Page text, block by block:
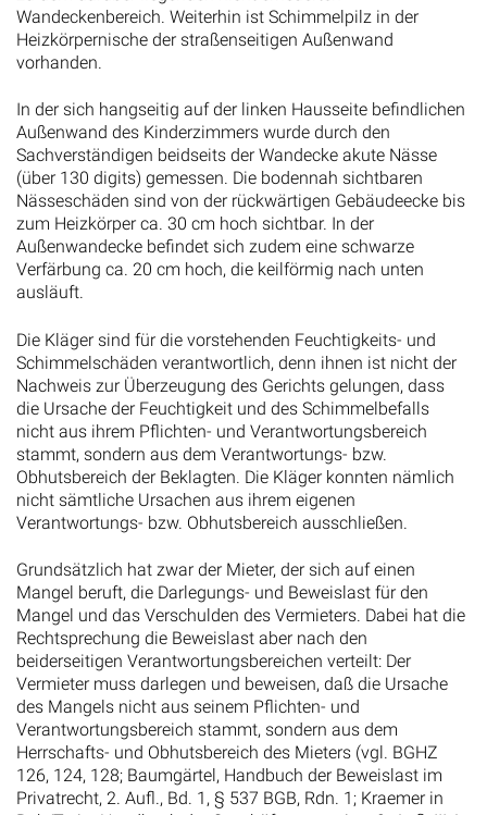
Wandeckenbereich. Weiterhin ist Schimmelpilz in der
Heizkörpernische der straßenseitigen Außenwand
vorhanden.
In der sich hangseitig auf der linken Hausseite befindlichen
Außenwand des Kinderzimmers wurde durch den
Sachverständigen beidseits der Wandecke akute Nässe
(über 130 digits) gemessen. Die bodennah sichtbaren
Nässeschäden sind von der rückwärtigen Gebäudeecke bis
zum Heizkörper ca. 30 cm hoch sichtbar. In der
Außenwandecke befindet sich zudem eine schwarze
Verfärbung ca. 20 cm hoch, die keilförmig nach unten
ausläuft.
Die Kläger sind für die vorstehenden Feuchtigkeits- und
Schimmelschäden verantwortlich, denn ihnen ist nicht der
Nachweis zur Überzeugung des Gerichts gelungen, dass
die Ursache der Feuchtigkeit und des Schimmelbefalls
nicht aus ihrem Pflichten- und Verantwortungsbereich
stammt, sondern aus dem Verantwortungs- bzw.
Obhutsbereich der Beklagten. Die Kläger konnten nämlich
nicht sämtliche Ursachen aus ihrem eigenen
Verantwortungs- bzw. Obhutsbereich ausschließen.
Grundsätzlich hat zwar der Mieter, der sich auf einen
Mangel beruft, die Darlegungs- und Beweislast für den
Mangel und das Verschulden des Vermieters. Dabei hat die
Rechtsprechung die Beweislast aber nach den
beiderseitigen Verantwortungsbereichen verteilt: Der
Vermieter muss darlegen und beweisen, daß die Ursache
des Mangels nicht aus seinem Pflichten- und
Verantwortungsbereich stammt, sondern aus dem
Herrschafts- und Obhutsbereich des Mieters (vgl. BGHZ
126, 124, 128; Baumgärtel, Handbuch der Beweislast im
Privatrecht, 2. Aufl., Bd. 1, § 537 BGB, Rdn. 1; Kraemer in